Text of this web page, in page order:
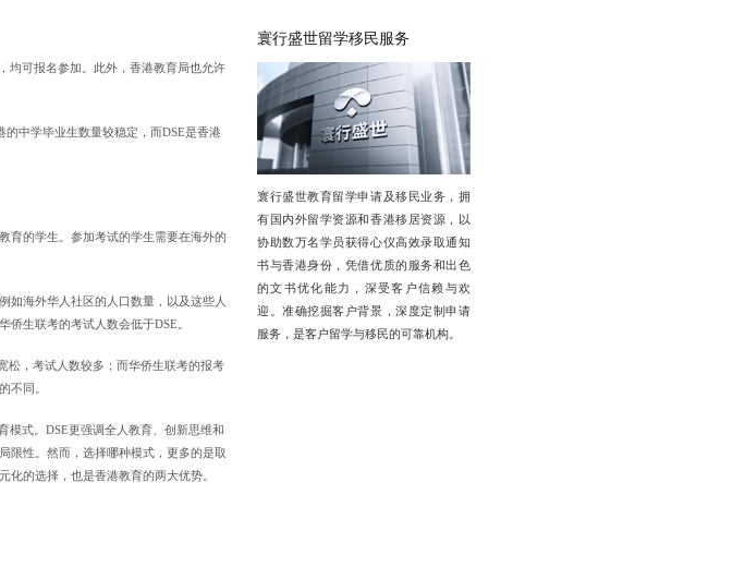
均可报名参加。此外，香港教育局也允许
中学毕业生数量较稳定，而DSE是香港
育的学生。参加考试的学生需要在海外的
如海外华人社区的人口数量，以及这些人
生联考的考试人数会低于DSE。
松，考试人数较多；而华侨生联考的报考
不同。
模式。DSE更强调全人教育、创新思维和
限性。然而，选择哪种模式，更多的是取
的选择，也是香港教育的两大优势。
寰行盛世留学移民服务
寰行盛世教育留学申请及移民业务，拥
有国内外留学资源和香港移居资源，以
协助数万名学员获得心仪高效录取通知
书与香港身份，凭借优质的服务和出色
的文书优化能力，深受客户信赖与欢
迎。准确挖掘客户背景，深度定制申请
服务，是客户留学与移民的可靠机构。